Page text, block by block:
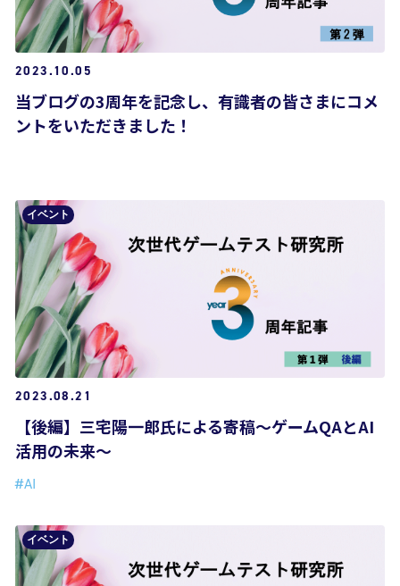
2023.10.05
当ブログの3周年を記念し、有識者の皆さまにコメ
ントをいただきました！
イベント
2023.08.21
【後編】三宅陽一郎氏による寄稿～ゲームQAとAI
活用の未来～
#AI
イベント